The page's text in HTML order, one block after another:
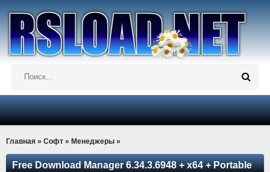
Главная » Софт » Менеджеры »
Free Download Manager 6.34.3.6948 + x64 + Portable